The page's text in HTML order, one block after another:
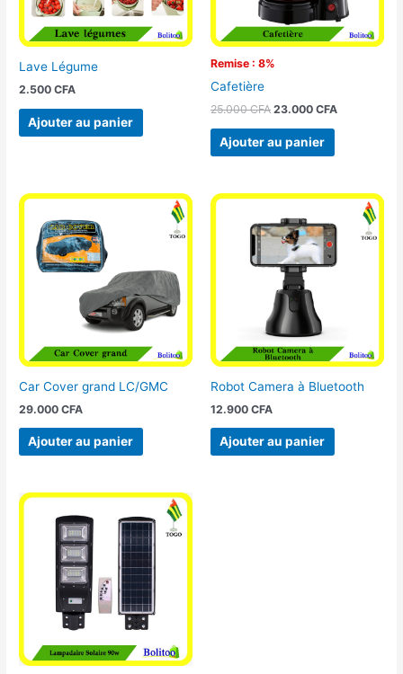
Lave Légume
2.500CFA
Ajouter au panier
Remise : 8%
Cafetière
25.000CFA 23.000 CFA
Ajouter au panier
Car Cover grand LC/GMC
29.000CFA
Ajouter au panier
Robot Camera à Bluetooth
12.900 CFA
Ajouter au panier